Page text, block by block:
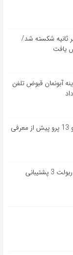
ثانیه شکسته شد/
یافت
آبونمان قبوض تلفن
افشای مشخصات کامل شیائومی 13 و 13 پرو پیش از معرفی
آیفون 15 پرو احتمالاً از USB-C با تاندربولت 3 پشتیبانی